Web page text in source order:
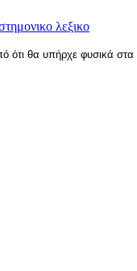
λεξικο
θα υπήρχε φυσικά στα